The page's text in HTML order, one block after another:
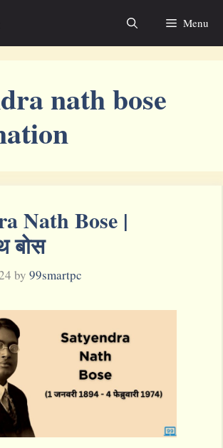
Menu
nath bose
Nath Bose |
बोस
by 99smartpc